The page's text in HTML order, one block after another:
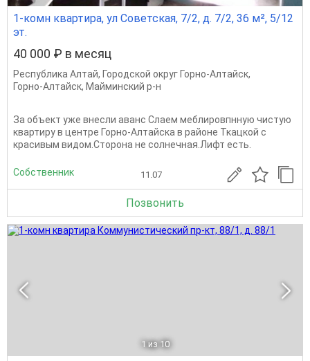
1-комн квартира, ул Советская, 7/2, д. 7/2, 36 м², 5/12
эт.
40 000 ₽ в месяц
Республика Алтай, Городской округ Горно-Алтайск,
Горно-Алтайск, Майминский р-н
За объект уже внесли аванс Слаем меблировпнную чистую
квартиру в центре Горно-Алтайска в районе Ткацкой с
красивым видом.Сторона не солнечная.Лифт есть.
Собственник 11.07
Позвонить
1 из 10